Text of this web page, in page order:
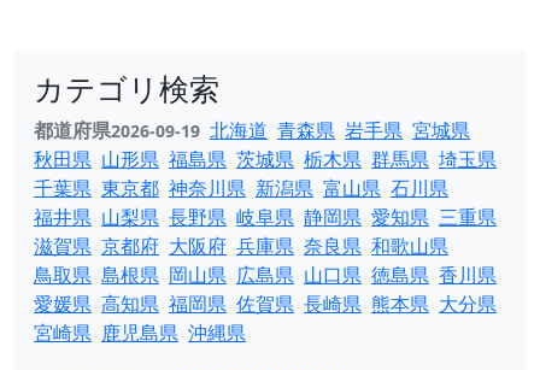
カテゴリ検索
都道府県2026-09-19 北海道 青森県 岩手県 宮城県
秋田県 山形県 福島県 茨城県 栃木県 群馬県 埼玉県
千葉県 東京都 神奈川県 新潟県 富山県 石川県
福井県 山梨県 長野県 岐阜県 静岡県 愛知県 三重県
滋賀県 京都府 大阪府 兵庫県 奈良県 和歌山県
鳥取県 島根県 岡山県 広島県 山口県 徳島県 香川県
愛媛県 高知県 福岡県 佐賀県 長崎県 熊本県 大分県
宮崎県 鹿児島県 沖縄県